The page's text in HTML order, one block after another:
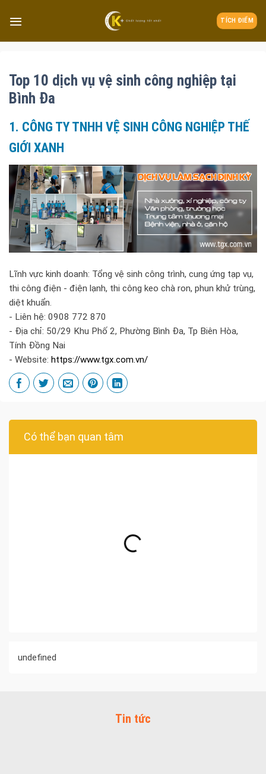
TÍCH ĐIỂM
Top 10 dịch vụ vệ sinh công nghiệp tại
Bình Đa
1. CÔNG TY TNHH VỆ SINH CÔNG NGHIỆP THẾ
GIỚI XANH
Lĩnh vực kinh doanh: Tổng vệ sinh công trình, cung ứng tạp vụ,
thi công điện - điện lạnh, thi công keo chà ron, phun khử trùng,
diệt khuẩn.
- Liên hệ: 0908 772 870
- Địa chỉ: 50/29 Khu Phố 2, Phường Bình Đa, Tp Biên Hòa,
Tính Đồng Nai
- Website: https://www.tgx.com.vn/
Có thể bạn quan tâm
undefined
Tin tức